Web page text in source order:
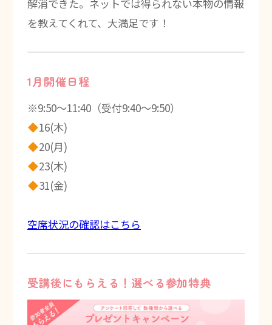
解消できた。ネットでは得られない本物の情報
を教えてくれて、大満足です！
1月開催日程
※9:50～11:40（受付9:40～9:50）
16(木)
20(月)
23(木)
31(金)
空席状況の確認はこちら
受講後にもらえる！選べる参加特典